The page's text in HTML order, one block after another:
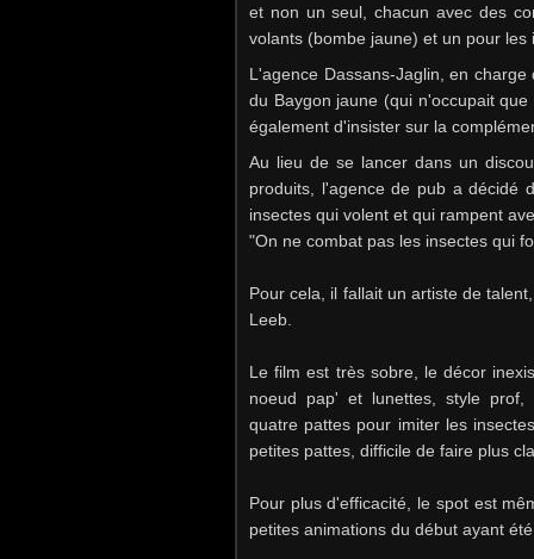
et non un seul, chacun avec des
volants (bombe jaune) et un pour
L'agence Dassans-Jaglin, en
du Baygon jaune (qui n'occupait
également d'insister sur la
Au lieu de se lancer dans un
produits, l'agence de pub a décidé
insectes qui volent et qui rampent
"On ne combat pas les insectes qui
Pour cela, il fallait un artiste de
Leeb.
Le film est très sobre, le décor
noeud pap' et lunettes, style
quatre pattes pour imiter les
petites pattes, difficile de faire plus
Pour plus d'efficacité, le spot est
petites animations du début ayant